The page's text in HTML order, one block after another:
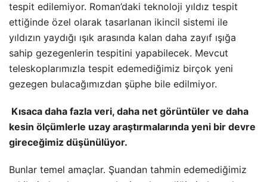
tespit edilemiyor. Roman’daki teknoloji yıldız tespit
ettiğinde özel olarak tasarlanan ikincil sistemi ile
yıldızın yaydığı ışık arasında kalan daha zayıf ışığa
sahip gezegenlerin tespitini yapabilecek. Mevcut
teleskoplarımızla tespit edemediğimiz birçok yeni
gezegen bulacağımızdan şüphe bile edilmiyor.
Kısaca daha fazla veri, daha net görüntüler ve daha
kesin ölçümlerle uzay araştırmalarında yeni bir devre
gireceğimiz düşünülüyor.
Bunlar temel amaçlar. Şuandan tahmin edemediğimiz